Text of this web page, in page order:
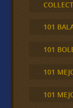
101
101
101
101